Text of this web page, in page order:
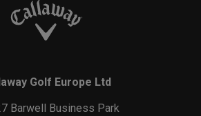
Golf Europe Ltd
Barwell Business Park